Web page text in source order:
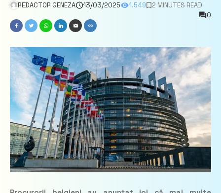
REDACTOR GENEZA 13/03/2025 1.549
2 MINUTES READ
0